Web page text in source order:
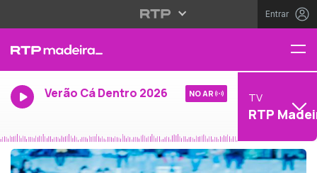
Entrar
Verão Cá Dentro 2026 NO AR TV
RTP